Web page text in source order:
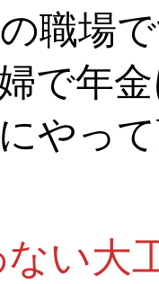
職場
で年
やっ
い大